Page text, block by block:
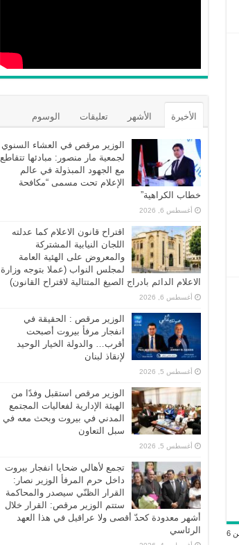
الأخيرة الأشهر تعليقات الوسوم
الوزير مرقص في العشاء السنوي
لجمعية مار منصور: مبادئها تتقاطع
مع الجهود المبذولة في عالم
الإعلام تحت مسمى “مكافحة
خطاب الكراهية”
أغسطس 6, 2026
اقتراح قانون الاعلام كما عدلته
اللجان النيابية المشتركة
والمعروض على الهئية العامة
لمجلس النواب (عملا بتوجه وزارة
الاعلام الدائم بادراج الصيغ المتتالية لاقتراح القانون)
أغسطس 6, 2026
الوزير مرقص : الحقيقة في
انفجار مرفأ بيروت أصبحت
أقرب… والدولة الخيار الوحيد
لإنقاذ لبنان
أغسطس 5, 2026
الوزير مرقص استقبل وفدًا من
الهيئة الإدارية لفعاليات المجتمع
المدني في بيروت وبحث معه في
سبل التعاون
أغسطس 5, 2026
تجمع لأهالي ضحايا انفجار بيروت
داخل حرم المرفأ الوزير نصار:
القرار الظنّي سيصدر والمحاكمة
ستتم الوزير مرقص: القرار خلال
أشهر معدودة كحدّ أقصى ولا عراقيل في هذا العهد
الرئاسي